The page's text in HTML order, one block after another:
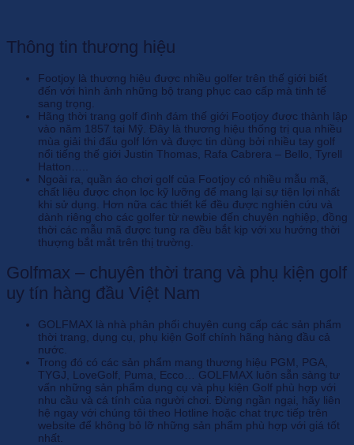
Thông tin thương hiệu
Footjoy là thương hiệu được nhiều golfer trên thế giới biết
đến với hình ảnh những bộ trang phục cao cấp mà tinh tế
sang trọng.
Hãng thời trang golf đình đám thế giới Footjoy được thành lập
vào năm 1857 tại Mỹ. Đây là thương hiệu thống trị qua nhiều
mùa giải thi đấu golf lớn và được tin dùng bởi nhiều tay golf
nổi tiếng thế giới Justin Thomas, Rafa Cabrera – Bello, Tyrell
Hatton…..
Ngoài ra, quần áo chơi golf của Footjoy có nhiều mẫu mã,
chất liệu được chọn lọc kỹ lưỡng để mang lại sự tiện lợi nhất
khi sử dụng. Hơn nữa các thiết kế đều được nghiên cứu và
dành riêng cho các golfer từ newbie đến chuyên nghiệp, đồng
thời các mẫu mã được tung ra đều bắt kịp với xu hướng thời
thượng bắt mắt trên thị trường.
Golfmax – chuyên thời trang và phụ kiện golf
uy tín hàng đầu Việt Nam
GOLFMAX là nhà phân phối chuyên cung cấp các sản phẩm
thời trang, dụng cụ, phụ kiện Golf chính hãng hàng đầu cả
nước.
Trong đó có các sản phẩm mang thương hiệu PGM, PGA,
TYGJ, LoveGolf, Puma, Ecco… GOLFMAX luôn sẵn sàng tư
vấn những sản phẩm dụng cụ và phụ kiện Golf phù hợp với
nhu cầu và cá tính của người chơi. Đừng ngần ngại, hãy liên
hệ ngay với chúng tôi theo Hotline hoặc chat trực tiếp trên
website để không bỏ lỡ những sản phẩm phù hợp với giá tốt
nhất.